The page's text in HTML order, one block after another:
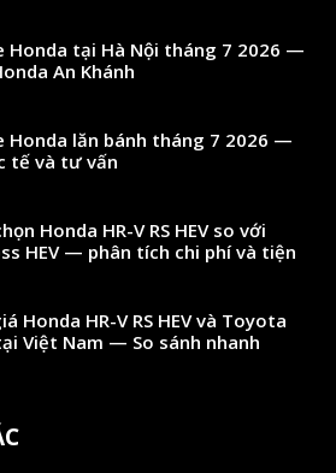
Honda tại Hà Nội tháng 7 2026 —
An Khánh
Honda lăn bánh tháng 7 2026 —
tế và tư vấn
Honda HR-V RS HEV so với
HEV — phân tích chi phí và tiện
Honda HR-V RS HEV và Toyota
Việt Nam — So sánh nhanh